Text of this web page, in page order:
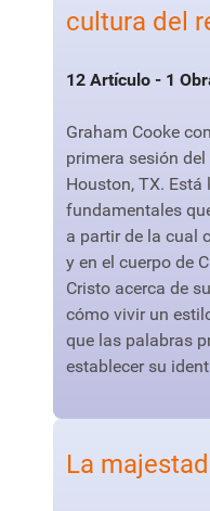
cultura del
12 Artículo - 1
Graham Cooke
primera sesión
Houston, TX. Está
fundamentales
a partir de la cual
y en el cuerpo de
Cristo acerca de
cómo vivir un
que las palabras
establecer su
La